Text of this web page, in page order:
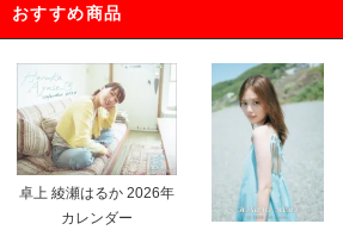
おすすめ商品
卓上 綾瀬はるか 2026年
カレンダー